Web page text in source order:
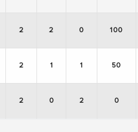
2 2 0 100
2 1 1 50
2 0 2 0